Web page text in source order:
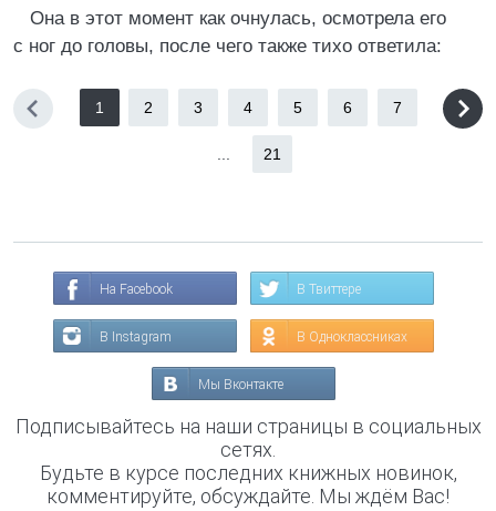
Она в этот момент как очнулась, осмотрела его
с ног до головы, после чего также тихо ответила:
1 2 3 4 5 6 7
21
На Facebook В Твиттере
В Instagram В Одноклассниках
Мы Вконтакте
Подписывайтесь на наши страницы в социальных
сетях.
Будьте в курсе последних книжных новинок,
комментируйте, обсуждайте. Мы ждём Вас!